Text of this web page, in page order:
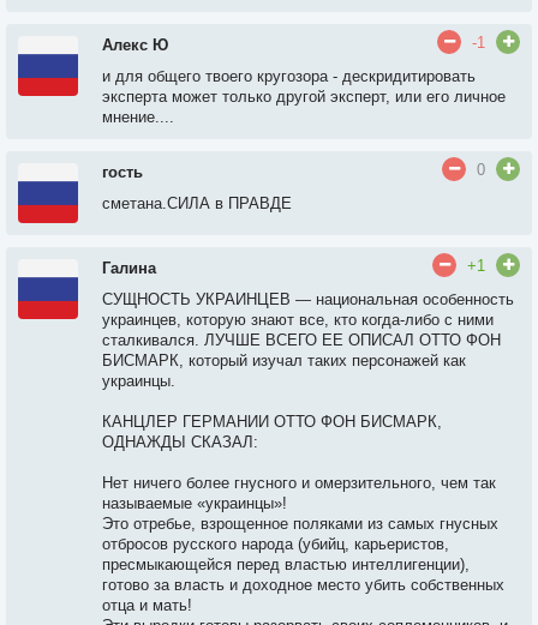
Алекс Ю
-1
и для общего твоего кругозора - дескридитировать
эксперта может только другой эксперт, или его личное
мнение....
гость
0
сметана.СИЛА в ПРАВДЕ
Галина
+1
СУЩНОСТЬ УКРАИНЦЕВ — национальная особенность
украинцев, которую знают все, кто когда-либо с ними
сталкивался. ЛУЧШЕ ВСЕГО ЕЕ ОПИСАЛ ОТТО ФОН
БИСМАРК, который изучал таких персонажей как
украинцы.
КАНЦЛЕР ГЕРМАНИИ ОТТО ФОН БИСМАРК,
ОДНАЖДЫ СКАЗАЛ:
Нет ничего более гнусного и омерзительного, чем так
называемые «украинцы»!
Это отребье, взрощенное поляками из самых гнусных
отбросов русского народа (убийц, карьеристов,
пресмыкающейся перед властью интеллигенции),
готово за власть и доходное место убить собственных
отца и мать!